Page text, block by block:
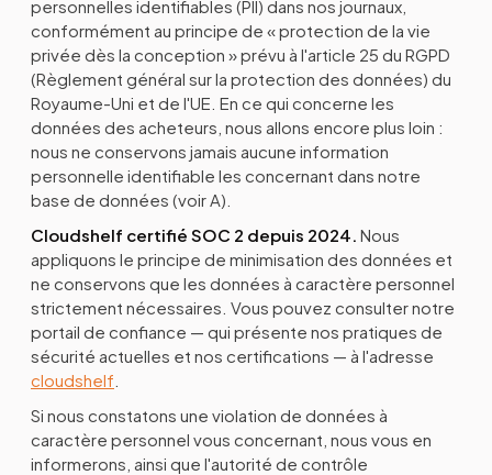
personnelles identifiables (PII) dans nos journaux,
conformément au principe de « protection de la vie
privée dès la conception » prévu à l'article 25 du RGPD
(Règlement général sur la protection des données) du
Royaume-Uni et de l'UE. En ce qui concerne les
données des acheteurs, nous allons encore plus loin :
nous ne conservons jamais aucune information
personnelle identifiable les concernant dans notre
base de données (voir A).
Cloudshelf certifié SOC 2 depuis 2024. Nous
appliquons le principe de minimisation des données et
ne conservons que les données à caractère personnel
strictement nécessaires. Vous pouvez consulter notre
portail de confiance — qui présente nos pratiques de
sécurité actuelles et nos certifications — à l'adresse
cloudshelf
Si nous constatons une violation de données à
caractère personnel vous concernant, nous vous en
informerons, ainsi que l'autorité de contrôle